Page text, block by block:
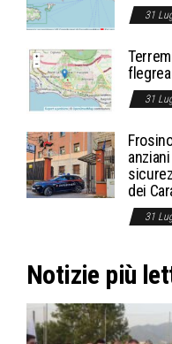
31
flegrea
31
dei
31
Notizie più